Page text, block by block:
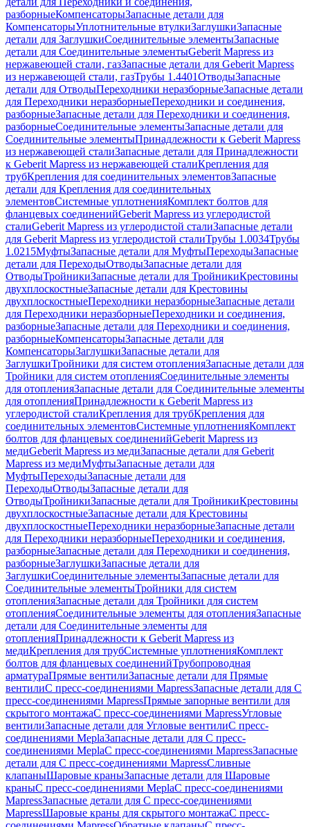
разборныеКомпенсаторыЗапасные детали для
КомпенсаторыУплотнительные втулкиЗаглушкиЗапасные
детали для ЗаглушкиСоединительные элементыЗапасные
детали для Соединительные элементыGeberit Mapress из
нержавеющей стали, газЗапасные детали для Geberit Mapress
из нержавеющей стали, газТрубы 1.4401ОтводыЗапасные
детали для ОтводыПереходники неразборныеЗапасные детали
для Переходники неразборныеПереходники и соединения,
разборныеЗапасные детали для Переходники и соединения,
разборныеСоединительные элементыЗапасные детали для
Соединительные элементыПринадлежности к Geberit Mapress
из нержавеющей сталиЗапасные детали для Принадлежности
к Geberit Mapress из нержавеющей сталиКрепления для
трубКрепления для соединительных элементовЗапасные
детали для Крепления для соединительных
элементовСистемные уплотненияКомплект болтов для
фланцевых соединенийGeberit Mapress из углеродистой
сталиGeberit Mapress из углеродистой сталиЗапасные детали
для Geberit Mapress из углеродистой сталиТрубы 1.0034Трубы
1.0215МуфтыЗапасные детали для МуфтыПереходыЗапасные
детали для ПереходыОтводыЗапасные детали для
ОтводыТройникиЗапасные детали для ТройникиКрестовины
двухплоскостныеЗапасные детали для Крестовины
двухплоскостныеПереходники неразборныеЗапасные детали
для Переходники неразборныеПереходники и соединения,
разборныеЗапасные детали для Переходники и соединения,
разборныеКомпенсаторыЗапасные детали для
КомпенсаторыЗаглушкиЗапасные детали для
ЗаглушкиТройники для систем отопленияЗапасные детали для
Тройники для систем отопленияСоединительные элементы
для отопленияЗапасные детали для Соединительные элементы
для отопленияПринадлежности к Geberit Mapress из
углеродистой сталиКрепления для трубКрепления для
соединительных элементовСистемные уплотненияКомплект
болтов для фланцевых соединенийGeberit Mapress из
медиGeberit Mapress из медиЗапасные детали для Geberit
Mapress из медиМуфтыЗапасные детали для
МуфтыПереходыЗапасные детали для
ПереходыОтводыЗапасные детали для
ОтводыТройникиЗапасные детали для ТройникиКрестовины
двухплоскостныеЗапасные детали для Крестовины
двухплоскостныеПереходники неразборныеЗапасные детали
для Переходники неразборныеПереходники и соединения,
разборныеЗапасные детали для Переходники и соединения,
разборныеЗаглушкиЗапасные детали для
ЗаглушкиСоединительные элементыЗапасные детали для
Соединительные элементыТройники для систем
отопленияЗапасные детали для Тройники для систем
отопленияСоединительные элементы для отопленияЗапасные
детали для Соединительные элементы для
отопленияПринадлежности к Geberit Mapress из
медиКрепления для трубСистемные уплотненияКомплект
болтов для фланцевых соединенийТрубопроводная
арматураПрямые вентилиЗапасные детали для Прямые
вентилиС пресс-соединениями MapressЗапасные детали для С
пресс-соединениями MapressПрямые запорные вентили для
скрытого монтажаС пресс-соединениями MapressУгловые
вентилиЗапасные детали для Угловые вентилиС пресс-
соединениями MeplaЗапасные детали для С пресс-
соединениями MeplaС пресс-соединениями MapressЗапасные
детали для С пресс-соединениями MapressСливные
клапаныШаровые краныЗапасные детали для Шаровые
краныС пресс-соединениями MeplaС пресс-соединениями
MapressЗапасные детали для С пресс-соединениями
MapressШаровые краны для скрытого монтажаС пресс-